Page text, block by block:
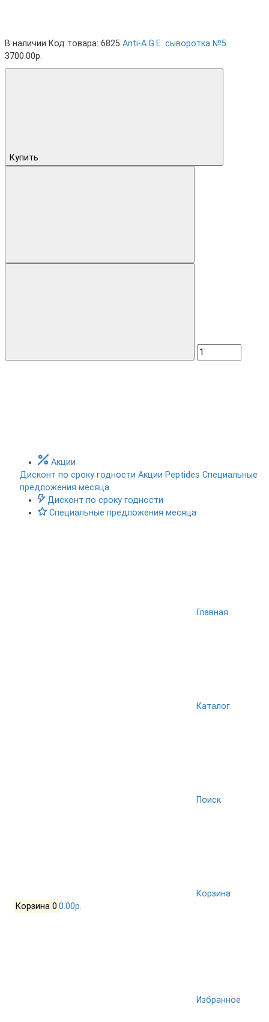
В наличии Код товара: 6825 Anti-A.G.E. cыворотка №5
3700.00р.
Купить
Акции
Дисконт по сроку годности Акции Peptides Специальные
предложения месяца
Дисконт по сроку годности
Специальные предложения месяца
Главная
Каталог
Поиск
Корзина
Корзина 0 0.00р.
Избранное